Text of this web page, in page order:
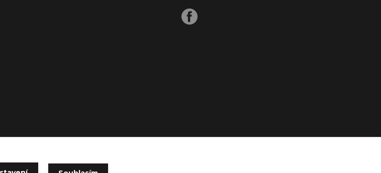
Fajn-Domov. Všechna práva vyhrazena.